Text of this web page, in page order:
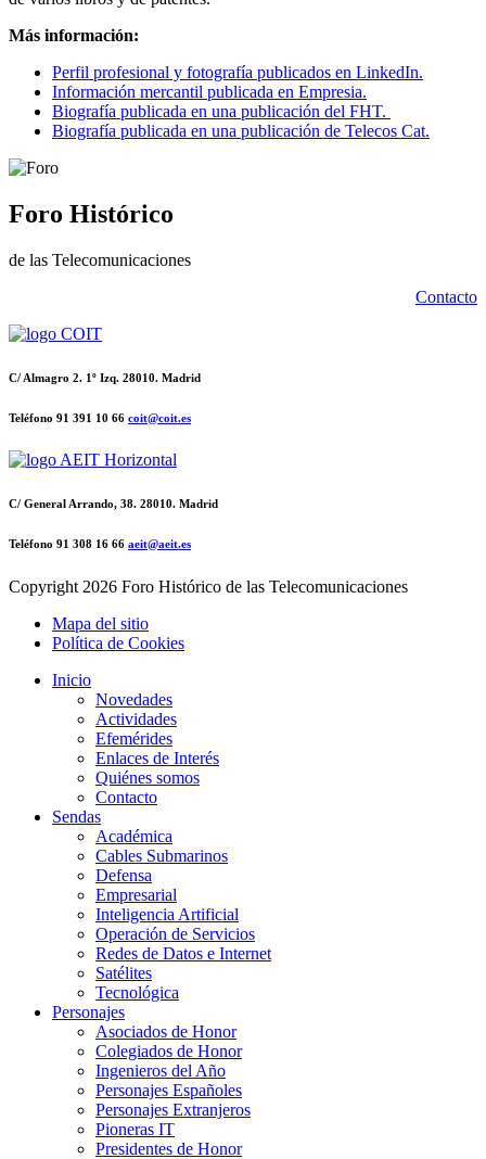
Más información:
Perfil profesional y fotografía publicados en LinkedIn.
Información mercantil publicada en Empresia.
Biografía publicada en una publicación del FHT.
Biografía publicada en una publicación de Telecos Cat.
Foro Histórico
de las Telecomunicaciones
Contacto
C/ Almagro 2. 1º Izq. 28010. Madrid
Teléfono 91 391 10 66 coit@coit.es
C/ General Arrando, 38. 28010. Madrid
Teléfono 91 308 16 66 aeit@aeit.es
Copyright 2026 Foro Histórico de las Telecomunicaciones
Mapa del sitio
Política de Cookies
Inicio
Novedades
Actividades
Efemérides
Enlaces de Interés
Quiénes somos
Contacto
Sendas
Académica
Cables Submarinos
Defensa
Empresarial
Inteligencia Artificial
Operación de Servicios
Redes de Datos e Internet
Satélites
Tecnológica
Personajes
Asociados de Honor
Colegiados de Honor
Ingenieros del Año
Personajes Españoles
Personajes Extranjeros
Pioneras IT
Presidentes de Honor